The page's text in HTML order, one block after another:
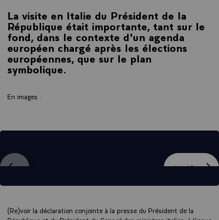
La visite en Italie du Président de la
République était importante, tant sur le
fond, dans le contexte d'un agenda
européen chargé après les élections
européennes, que sur le plan
symbolique.
En images :
1 / 10
(Re)voir la déclaration conjointe à la presse du Président de la